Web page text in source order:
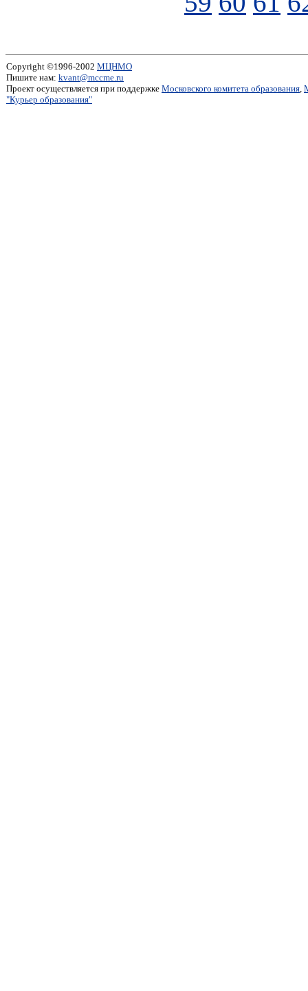
Copyright ©1996-2002 МЦНМО
Пишите нам: kvant@mccme.ru
Проект осуществляется при поддержке Московского комитета образования,
"Курьер образования"